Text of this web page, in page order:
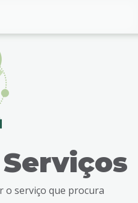
o serviço que procura